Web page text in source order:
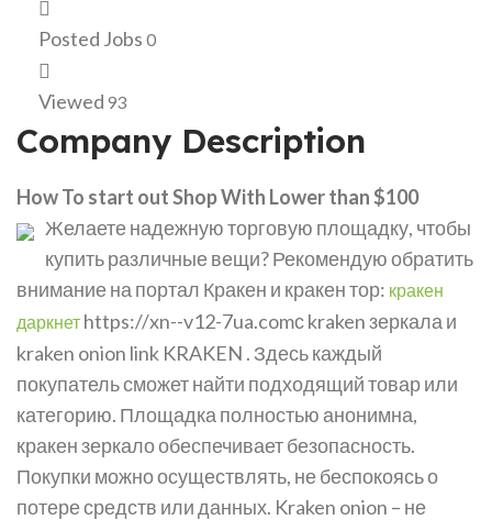
Posted Jobs 0
Viewed 93
Company Description
How To start out Shop With Lower than $100
Желаете надежную торговую площадку, чтобы
купить различные вещи? Рекомендую обратить
внимание на портал Кракен и кракен тор: кракен
даркнет https://xn--v12-7ua.comс kraken зеркала и
kraken onion link KRAKEN . Здесь каждый
покупатель сможет найти подходящий товар или
категорию. Площадка полностью анонимна,
кракен зеркало обеспечивает безопасность.
Покупки можно осуществлять, не беспокоясь о
потере средств или данных. Kraken onion – не